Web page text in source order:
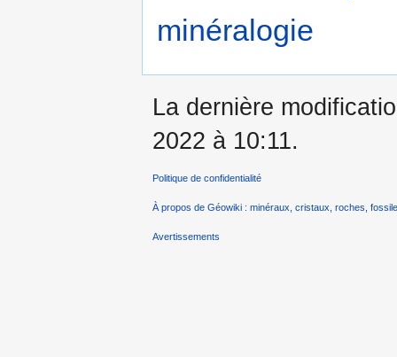
minéralogie
La dernière
2022 à 10:11.
Politique de confidentialité
À propos de Géowiki : minéraux, cristaux, roches,
Avertissements